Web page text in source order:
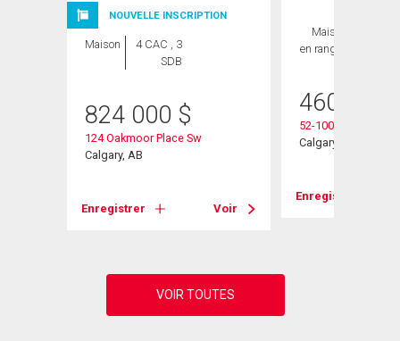
NOUVELLE INSCRIPTION
Maison
4 CAC , 3
SDB
824 000 $
124 Oakmoor Place Sw
Calgary, AB
Enregistrer Voir
Maison
en rangée
460 000
52-10030 Oakmoor
Calgary, AB
Enregistrer